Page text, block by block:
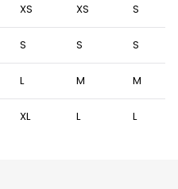
XS XS S
S S S
L M M
XL L L